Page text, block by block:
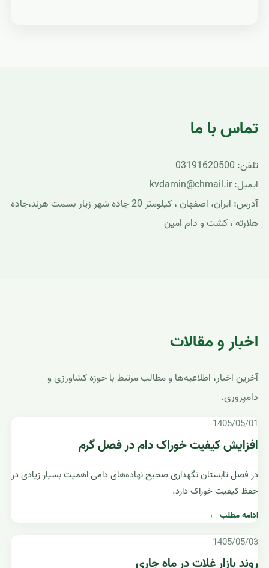
تماس با ما
تلفن: 03191620500
ایمیل: kvdamin@chmail.ir
آدرس: ایران، اصفهان ، کیلومتر 20 جاده شهر زیار بسمت هرند،جاده
هلارته ، کشت و دام امین
اخبار و مقالات
آخرین اخبار، اطلاعیه‌ها و مطالب مرتبط با حوزه کشاورزی و
دامپروری.
1405/05/01
افزایش کیفیت خوراک دام در فصل گرم
در فصل تابستان نگهداری صحیح نهاده‌های دامی اهمیت بسیار زیادی در
حفظ کیفیت خوراک دارد.
ادامه مطلب ←
1405/05/03
روند بازار غلات در ماه جاری